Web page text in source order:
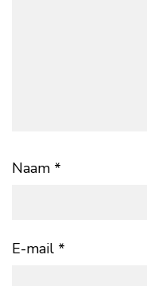
Naam *
E-mail *